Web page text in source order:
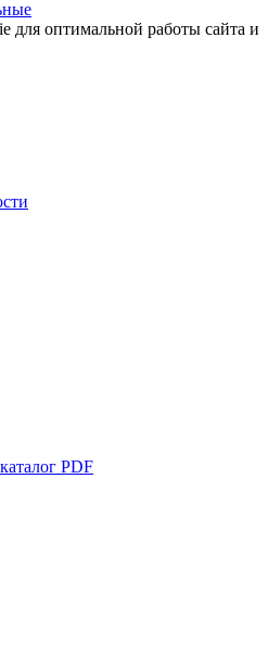
оптимальной работы сайта и
PDF